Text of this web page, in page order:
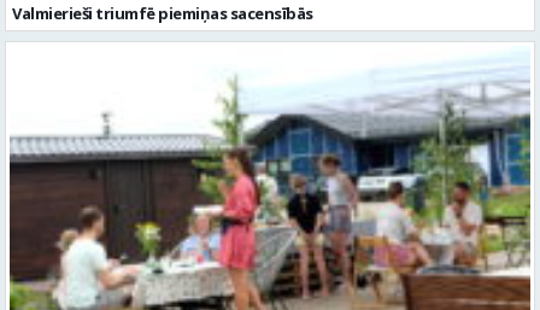
Valmierieši triumfē piemiņas sacensībās